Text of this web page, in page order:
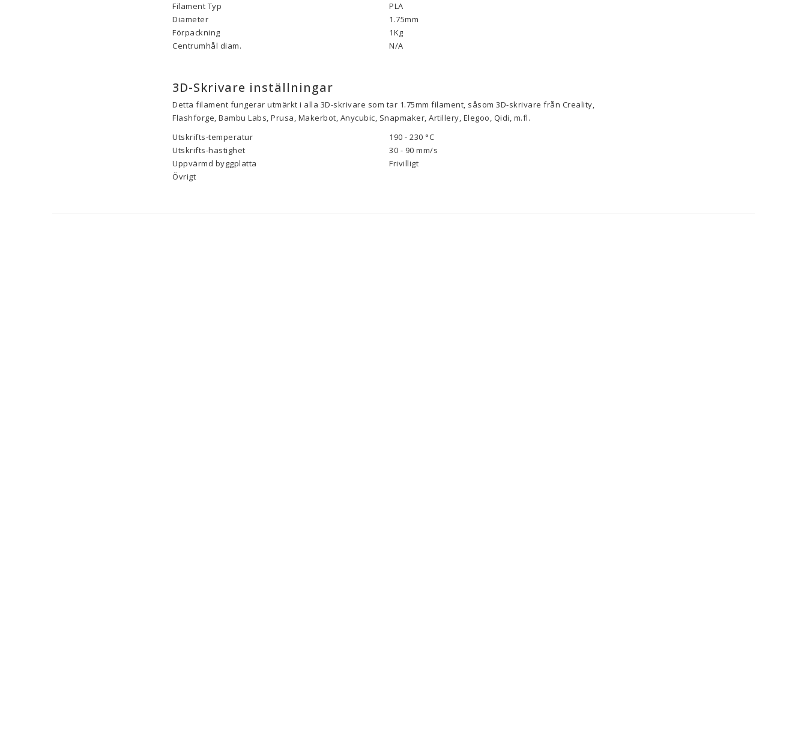
Filament Typ
PLA
Diameter
1.75mm
Förpackning
1Kg
Centrumhål diam.
N/A
3D-Skrivare inställningar
Detta filament fungerar utmärkt i alla 3D-skrivare som tar 1.75mm filament, såsom 3D-skrivare från Creality,
Flashforge, Bambu Labs, Prusa, Makerbot, Anycubic, Snapmaker, Artillery, Elegoo, Qidi, m.fl.
Utskrifts-temperatur
190 - 230 °C
Utskrifts-hastighet
30 - 90 mm/s
Uppvärmd byggplatta
Frivilligt
Övrigt